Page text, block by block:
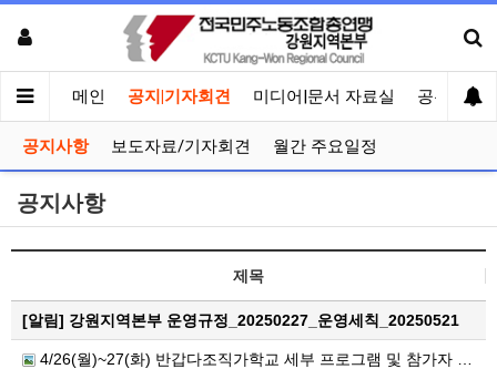
메인 공지|기자회견 미디어|문서 자료실 공유게시
공지사항 보도자료/기자회견 월간 주요일정
공지사항
제목
[알림] 강원지역본부 운영규정_20250227_운영세칙_20250521
4/26(월)~27(화) 반갑다조직가학교 세부 프로그램 및 참가자 모집